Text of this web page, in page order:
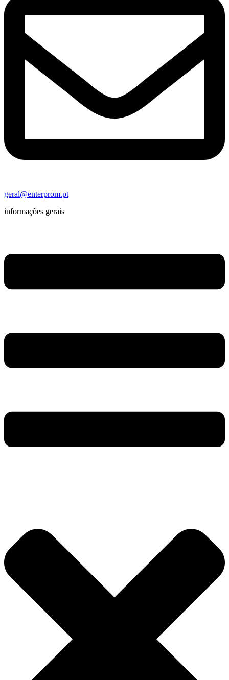
geral@enterprom.pt
informações gerais